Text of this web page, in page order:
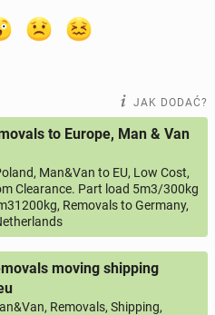
JAK DODAĆ?
to Europe, Man & Van
Man&Van to EU, Low Cost,
Clearance. Part load 5m3/300kg
Removals to Germany,
moving shipping
Removals, Shipping,